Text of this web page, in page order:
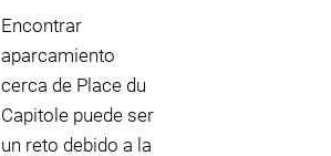
Encontrar
aparcamiento
cerca de Place du
Capitole puede ser
un reto debido a la